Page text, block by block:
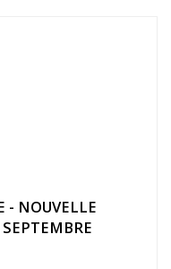
- NOUVELLE